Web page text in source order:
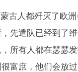
古人都歼灭了欧
先遣队已经到了
所有人都在瑟瑟
富庶，他们会放过